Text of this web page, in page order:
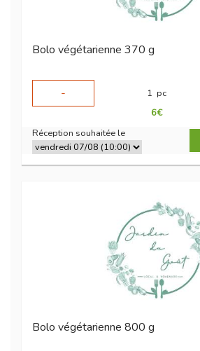
Bolo végétarienne 370 g
-
1 pc
6€
Réception souhaitée le
Bolo végétarienne 800 g